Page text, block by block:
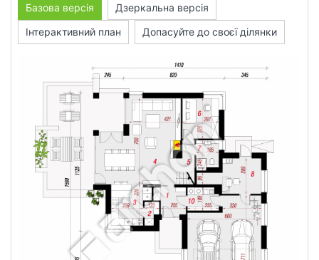
Базова версія
Дзеркальна версія
Інтерактивний план
Допасуйте до своєї ділянки